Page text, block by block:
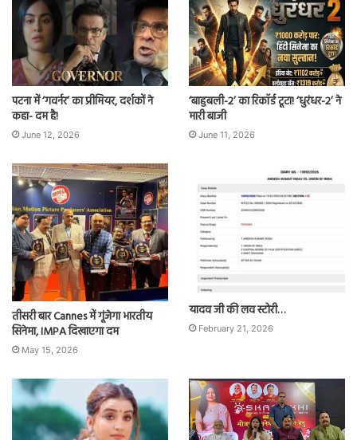
पटना में ‘गवर्नर’ का प्रीमियर, दर्शकों ने
कहा- दम है!
June 12, 2026
‘बाहुबली-2’ का रिकॉर्ड टूटा! ‘धुरंधर-2’ ने
मारी बाजी
June 11, 2026
तीसरी बार Cannes में गूंजेगा भारतीय
सिनेमा, IMPA दिखाएगा दम
May 15, 2026
यादव जी की लव स्टोरी…
February 21, 2026